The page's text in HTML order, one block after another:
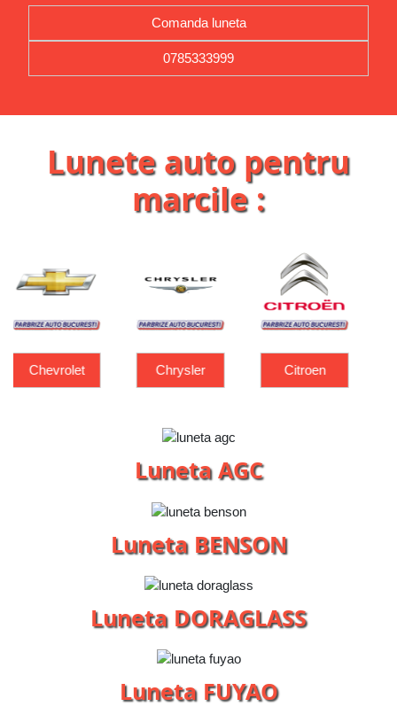
Comanda luneta
0785333999
Lunete auto pentru
marcile :
Chrysler Citroen Dacia
Luneta AGC
Luneta BENSON
Luneta DORAGLASS
Luneta FUYAO